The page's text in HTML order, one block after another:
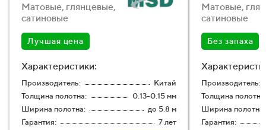
Матовые, глянцевые,
сатиновые
Лучшая цена
Характеристики:
Производитель:
Китай
Толщина полотна:
0.13-0.15 мм
Ширина полотна:
до 5.8 м
Гарантия:
7 лет
Матовые,
сатиновые
Без запаха
Производитель:
Толщина
Ширина полотна:
Гарантия: